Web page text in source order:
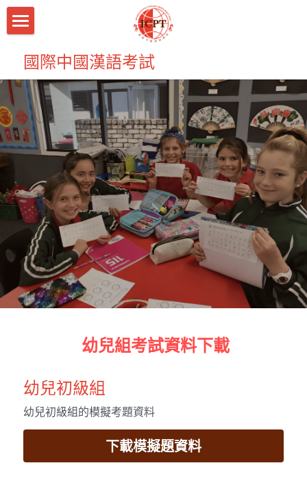
國際中國漢語考試
關於考試
中華誦少年志朗誦比賽
中華識字大賽
資料下載
立即報名
幼兒組考試資料下載
幼兒初級組
幼兒初級組的模擬考題資料
下載模擬題資料